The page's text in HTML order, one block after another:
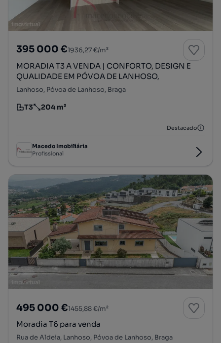
395 000 €1936,27 €/m²
MORADIA T3 A VENDA | CONFORTO, DESIGN E
QUALIDADE EM PÓVOA DE LANHOSO,
Lanhoso, Póvoa de Lanhoso, Braga
Tipologia
T3
Preço por metro quadrado
204 m²
Destacado
Macedo Imobiliária
Profissional
495 000 €1455,88 €/m²
Moradia T6 para venda
Rua de Aldeia, Lanhoso, Póvoa de Lanhoso, Braga